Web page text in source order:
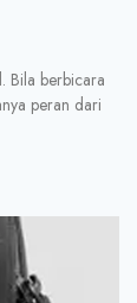
Bila berbicara
peran dari